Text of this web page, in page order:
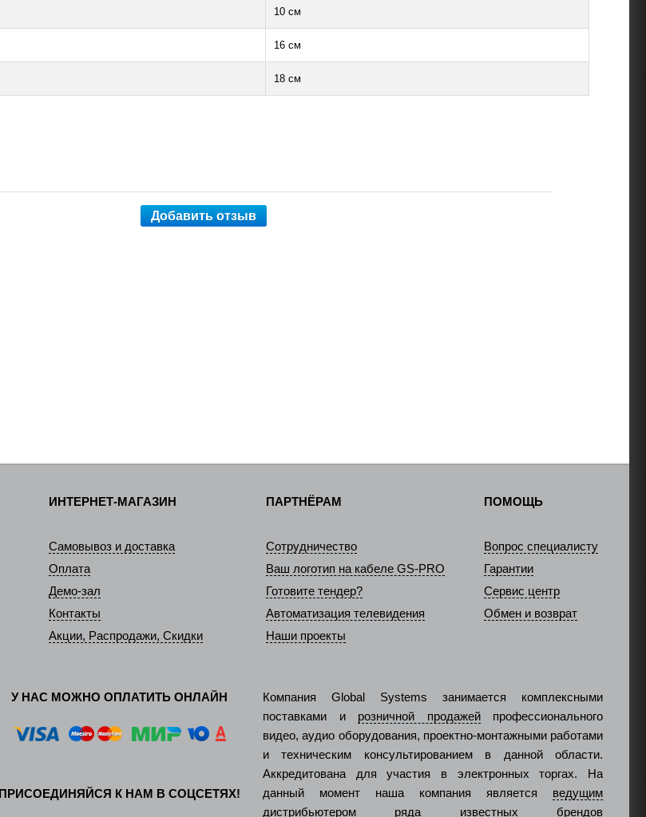
10 см
16 см
18 см
Добавить отзыв
ИНТЕРНЕТ-МАГАЗИН
Самовывоз и доставка
Оплата
Демо-зал
Контакты
Акции, Распродажи, Скидки
ПАРТНЁРАМ
Сотрудничество
Ваш логотип на кабеле GS-PRO
Готовите тендер?
Автоматизация телевидения
Наши проекты
ПОМОЩЬ
Вопрос специалисту
Гарантии
Сервис центр
Обмен и возврат
У НАС МОЖНО ОПЛАТИТЬ ОНЛАЙН
ПРИСОЕДИНЯЙСЯ К НАМ В СОЦСЕТЯХ!
Компания Global Systems занимается комплексными
поставками и розничной продажейпрофессионального
видео, аудио оборудования, проектно-монтажными работами
и техническим консультированием в данной области.
Аккредитована для участия в электронных торгах. На
данный момент наша компания является ведущим
дистрибьютером ряда известных брендов